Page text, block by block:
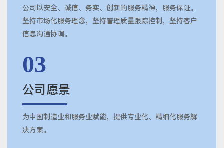
公司以安全、诚信、务实、创新的服务精神，服务保证。
坚持市场化服务理念，坚持管理质量跟踪控制，坚持客户
信息沟通协调。
03
公司愿景
为中国制造业和服务业赋能，提供专业化、精细化服务解
决方案。